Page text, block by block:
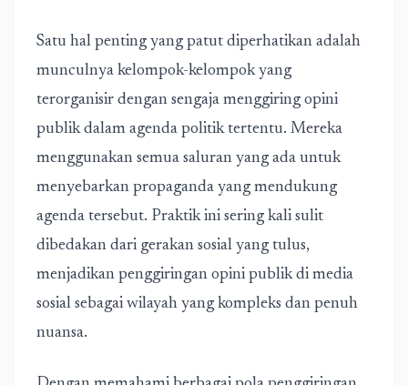
Satu hal penting yang patut diperhatikan adalah
munculnya kelompok-kelompok yang
terorganisir dengan sengaja menggiring opini
publik dalam agenda politik tertentu. Mereka
menggunakan semua saluran yang ada untuk
menyebarkan propaganda yang mendukung
agenda tersebut. Praktik ini sering kali sulit
dibedakan dari gerakan sosial yang tulus,
menjadikan penggiringan opini publik di media
sosial sebagai wilayah yang kompleks dan penuh
nuansa.